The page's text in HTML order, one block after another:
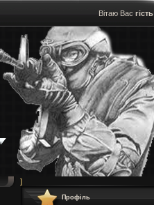
Вітаю Вас гість
]
Профіль